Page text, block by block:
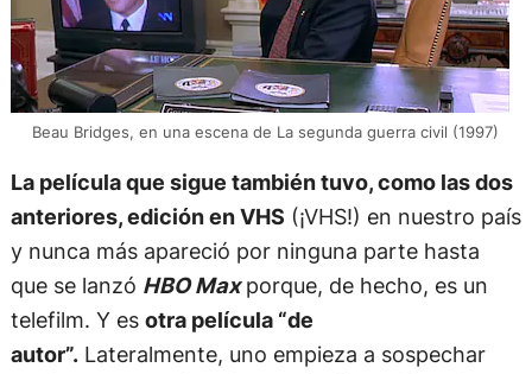
Beau Bridges, en una escena de La segunda guerra civil (1997)
La película que sigue también tuvo, como las dos
anteriores, edición en VHS (¡VHS!) en nuestro país
y nunca más apareció por ninguna parte hasta
que se lanzó HBO Maxporque, de hecho, es un
telefilm. Y es otra película “de
autor”.Lateralmente, uno empieza a sospechar